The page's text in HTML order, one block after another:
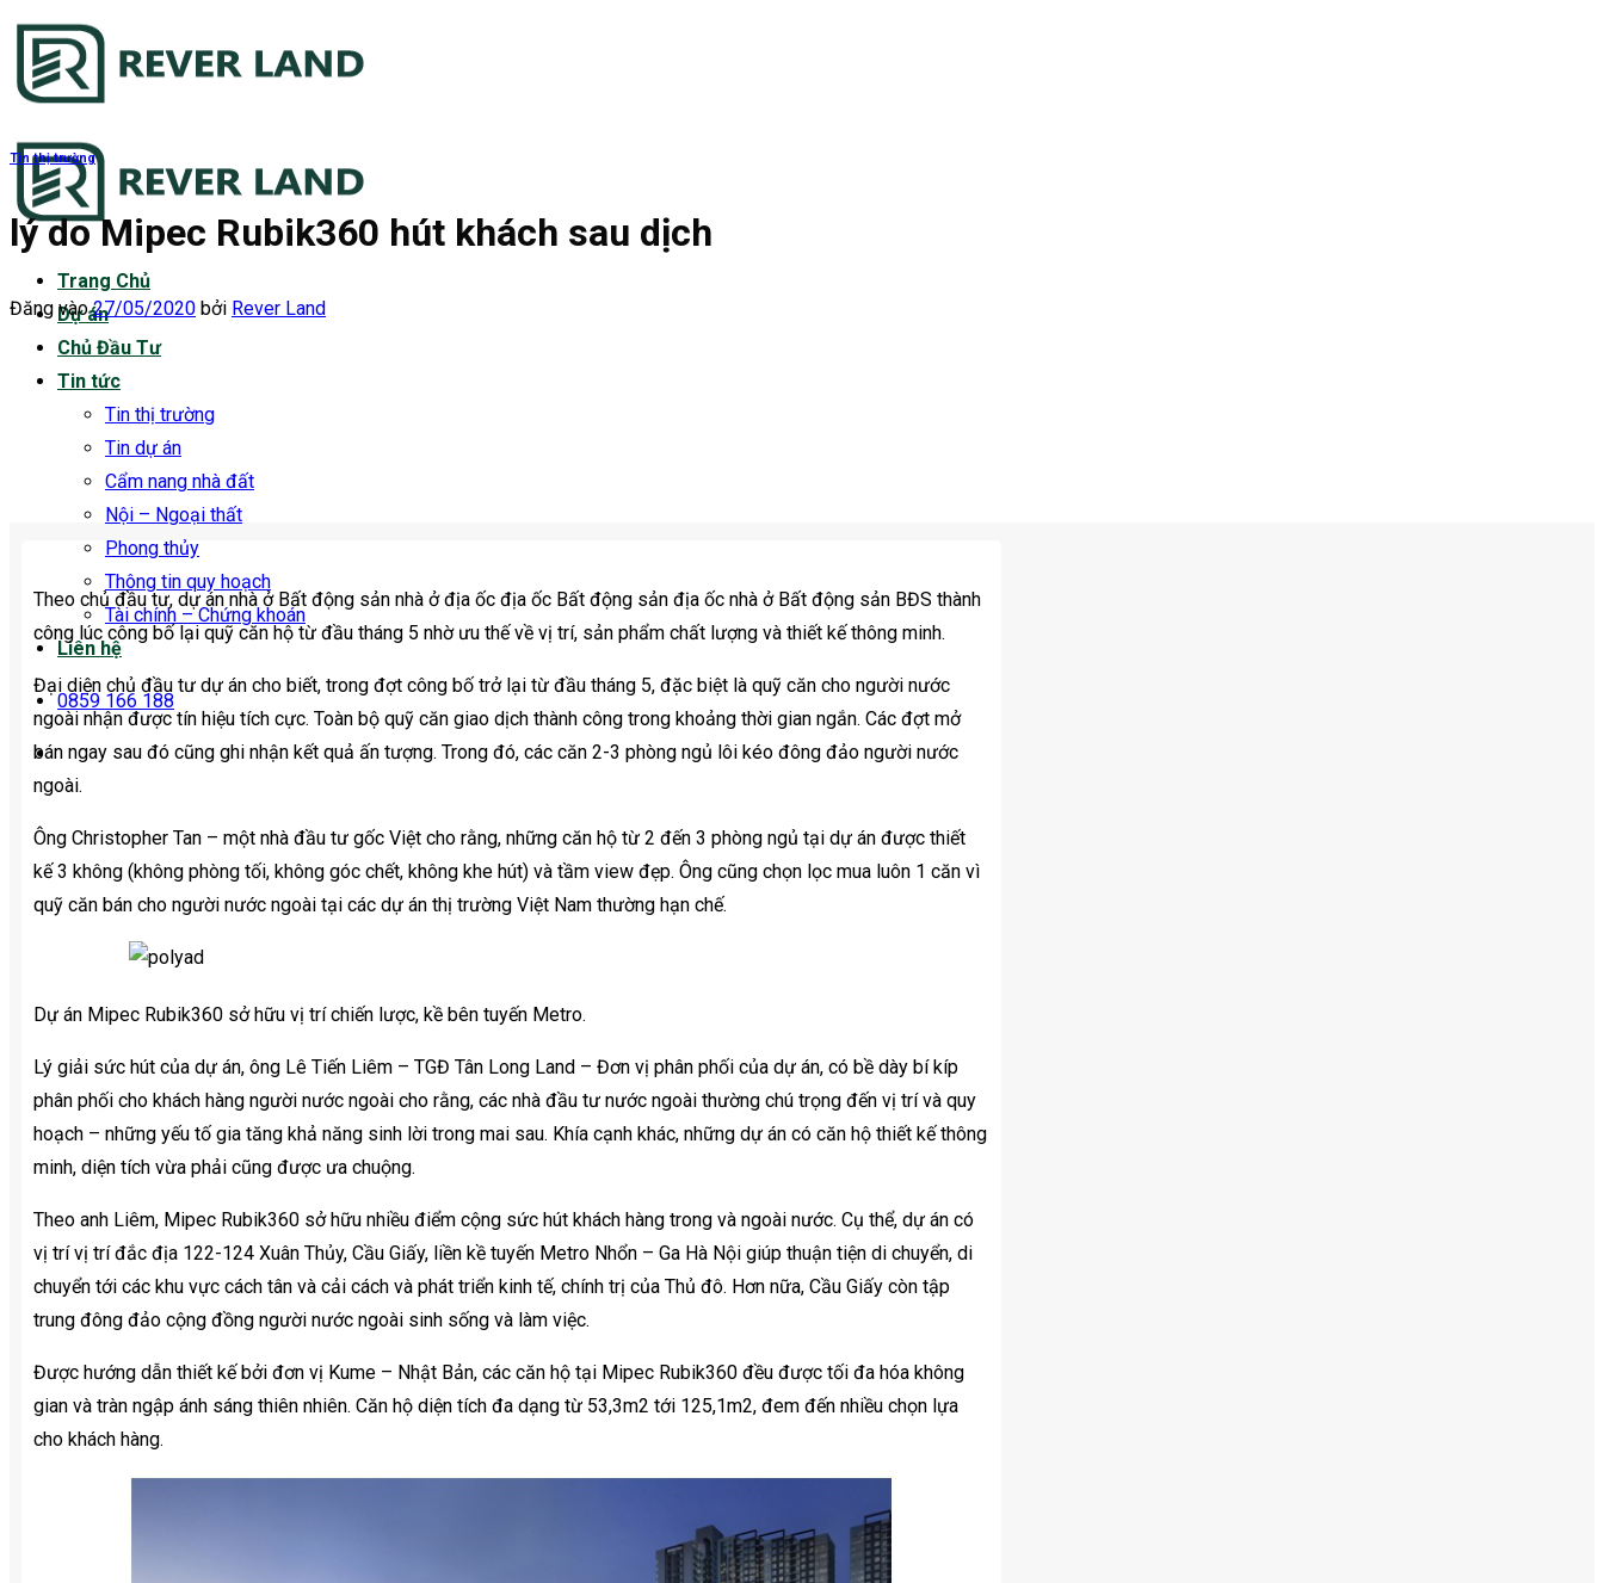
Bỏ
nội
Trang Chủ
Dự án
Chủ Đầu Tư
Tin tức
Tin thị trường
Tin dự án
Cẩm nang nhà đất
Nội – Ngoại thất
Phong thủy
Thông tin quy hoạch
Tài chính – Chứng khoán
Liên hệ
0859 166 188
Tin thị trường
lý do Mipec Rubik360 hút khách sau dịch
Đăng vào27/05/2020 bởi Rever Land
Theo chủ đầu tư, dự án nhà ở Bất động sản nhà ở địa ốc địa ốc Bất động sản địa ốc nhà ở Bất động sản BĐS thành
công lúc công bố lại quỹ căn hộ từ đầu tháng 5 nhờ ưu thế về vị trí, sản phẩm chất lượng và thiết kế thông minh.
Đại diện chủ đầu tư dự án cho biết, trong đợt công bố trở lại từ đầu tháng 5, đặc biệt là quỹ căn cho người nước
ngoài nhận được tín hiệu tích cực. Toàn bộ quỹ căn giao dịch thành công trong khoảng thời gian ngắn. Các đợt mở
bán ngay sau đó cũng ghi nhận kết quả ấn tượng. Trong đó, các căn 2-3 phòng ngủ lôi kéo đông đảo người nước
ngoài.
Ông Christopher Tan – một nhà đầu tư gốc Việt cho rằng, những căn hộ từ 2 đến 3 phòng ngủ tại dự án được thiết
kế 3 không (không phòng tối, không góc chết, không khe hút) và tầm view đẹp. Ông cũng chọn lọc mua luôn 1 căn vì
quỹ căn bán cho người nước ngoài tại các dự án thị trường Việt Nam thường hạn chế.
Dự án Mipec Rubik360 sở hữu vị trí chiến lược, kề bên tuyến Metro.
Lý giải sức hút của dự án, ông Lê Tiến Liêm – TGĐ Tân Long Land – Đơn vị phân phối của dự án, có bề dày bí kíp
phân phối cho khách hàng người nước ngoài cho rằng, các nhà đầu tư nước ngoài thường chú trọng đến vị trí và quy
hoạch – những yếu tố gia tăng khả năng sinh lời trong mai sau. Khía cạnh khác, những dự án có căn hộ thiết kế thông
minh, diện tích vừa phải cũng được ưa chuộng.
Theo anh Liêm, Mipec Rubik360 sở hữu nhiều điểm cộng sức hút khách hàng trong và ngoài nước. Cụ thể, dự án có
vị trí vị trí đắc địa 122-124 Xuân Thủy, Cầu Giấy, liền kề tuyến Metro Nhổn – Ga Hà Nội giúp thuận tiện di chuyển, di
chuyển tới các khu vực cách tân và cải cách và phát triển kinh tế, chính trị của Thủ đô. Hơn nữa, Cầu Giấy còn tập
trung đông đảo cộng đồng người nước ngoài sinh sống và làm việc.
Được hướng dẫn thiết kế bởi đơn vị Kume – Nhật Bản, các căn hộ tại Mipec Rubik360 đều được tối đa hóa không
gian và tràn ngập ánh sáng thiên nhiên. Căn hộ diện tích đa dạng từ 53,3m2 tới 125,1m2, đem đến nhiều chọn lựa
cho khách hàng.